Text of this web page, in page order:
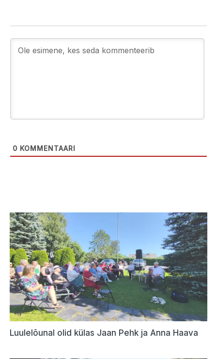
0 KOMMENTAARI
Luulelõunal olid külas Jaan Pehk ja Anna Haava